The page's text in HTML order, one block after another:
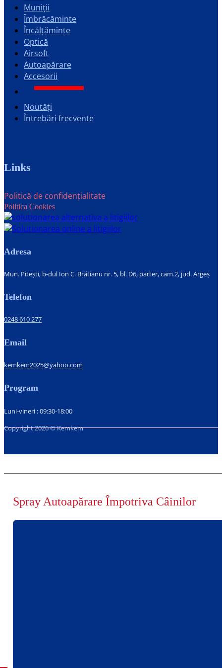
Muniții
Îmbrăcăminte
Încălțăminte
Optică
Airsoft
Autoapărare
Accesorii
Noutăți
Întrebări frecvente
Links
Politică de confidențialitate
Politica Cookies
Adresa
Mun. Pitești, b-dul Ion C. Brătianu nr. 5, bl. D6, parter, cam.2, jud. Argeș
Telefon
0248 610 277
Email
kemkem2025@yahoo.com
Program
Luni-vineri : 09:30-18:00
Copyright 2026 © Kemkem
Spray Autoapărare Împotriva Câinilor